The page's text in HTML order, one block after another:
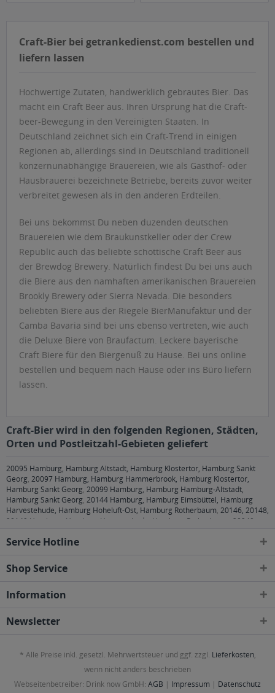
Craft-Bier bei getrankedienst.com bestellen und
liefern lassen
Hochwertige Zutaten, handwerklich gebrautes Bier. Das
macht ein Craft Beer aus. Ihren Ursprung hat die Craft-
beer-Bewegung in den Vereinigten Staaten. In
Deutschland zeichnet sich ein Craft-Trend in einigen
Regionen ab, allerdings sind in Deutschland traditionell
konzernunabhängige Brauereien, wie als Gasthof- oder
Hausbrauerei bezeichnete Betriebe, bereits zuvor weiter
verbreitet gewesen als in den anderen Erdteilen.
Bei uns bekommst Du neben duzenden deutschen
Brauereien wie dem Braukunstkeller oder der Crew
Republic auch das beliebte schottische Craft Beer aus
der Brewdog Brewery. Natürlich findest Du bei uns auch
die Biere aus den namhaften amerikanischen Brauereien
Brookly Brewery oder Sierra Nevada. Die besonders
beliebten Biere aus der Riegele BierManufaktur und der
Camba Bavaria sind bei uns ebenso vertreten, wie auch
die Deluxe Biere von Braufactum. Leckere bayerische
Craft Biere für den Biergenuß zu Hause. Bei uns online
bestellen und bequem nach Hause oder ins Büro liefern
lassen.
Craft-Bier wird in den folgenden Regionen, Städten,
Orten und Postleitzahl-Gebieten geliefert
20095 Hamburg, Hamburg Altstadt, Hamburg Klostertor, Hamburg Sankt
Georg, 20097 Hamburg, Hamburg Hammerbrook, Hamburg Klostertor,
Hamburg Sankt Georg, 20099 Hamburg, Hamburg Hamburg-Altstadt,
Hamburg Sankt Georg, 20144 Hamburg, Hamburg Eimsbüttel, Hamburg
Harvestehude, Hamburg Hoheluft-Ost, Hamburg Rotherbaum, 20146, 20148,
20149 Hamburg, Hamburg Harvestehude, Hamburg Rotherbaum
20249
Ost, Hamburg Winterhude
20251 Hamburg, Hamburg Alsterdorf, Hamburg
Hamburg Harvestehude, Hamburg Hoheluft-Ost, Hamburg Hoheluft-West,
Hamburg Lokstedt
Hamburg Altona-Nord, Hamburg Eimsbüttel
Pauli,20357 Hamburg, Hamburg Altona-Altstadt, Hamburg Altona-Nord,
Pauli,20457 Hamburg, Hamburg Hamburg-Altstadt, Hamburg Kleiner
Grasbrook, Hamburg Klostertor, Hamburg Neustadt, Hamburg Steinwerder
Sankt Pauli,20535 Hamburg, Hamburg Borgfelde, Hamburg Hamm-Nord,
Service Hotline
Shop Service
Information
Newsletter
* Alle Preise inkl. gesetzl. Mehrwertsteuer und ggf. zzgl. Lieferkosten,
wenn nicht anders beschrieben
Webseitenbetreiber: Drink now GmbH: AGB | Impressum | Datenschutz